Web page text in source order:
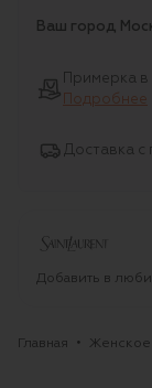
Ваш город
Примерка
Подробнее
Доставка с
Добавить в
Главная Женское